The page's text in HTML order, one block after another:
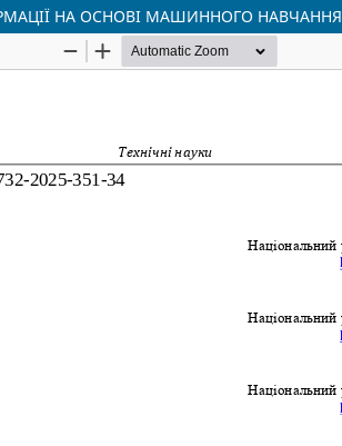
НА ОСНОВІ МАШИННОГО НАВЧАННЯ